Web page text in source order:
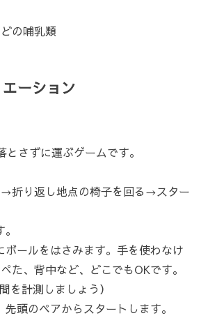
の哺乳類
ーション
さずに運ぶゲームです。
→折り返し地点の椅子を回る→スター
ボールをはさみます。手を使わなけ
た、背中など、どこでもOKです。
を計測しましょう）
頭のペアからスタートします。